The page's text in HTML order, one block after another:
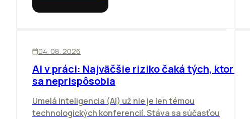
04. 08. 2026
AI v práci: Najväčšie riziko čaká tých, ktorí
sa neprispôsobia
Umelá inteligencia (AI) už nie je len témou
technologických konferencií. Stáva sa súčasťou